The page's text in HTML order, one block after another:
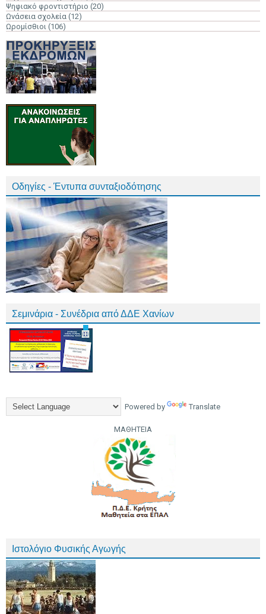
Ψηφιακό φροντιστήριο (20)
Ωνάσεια σχολεία (12)
Ωρομίσθιοι (106)
Οδηγίες - Έντυπα συνταξιοδότησης
Σεμινάρια - Συνέδρια από ΔΔΕ Χανίων
Powered by Translate
ΜΑΘΗΤΕΙΑ
Ιστολόγιο Φυσικής Αγωγής